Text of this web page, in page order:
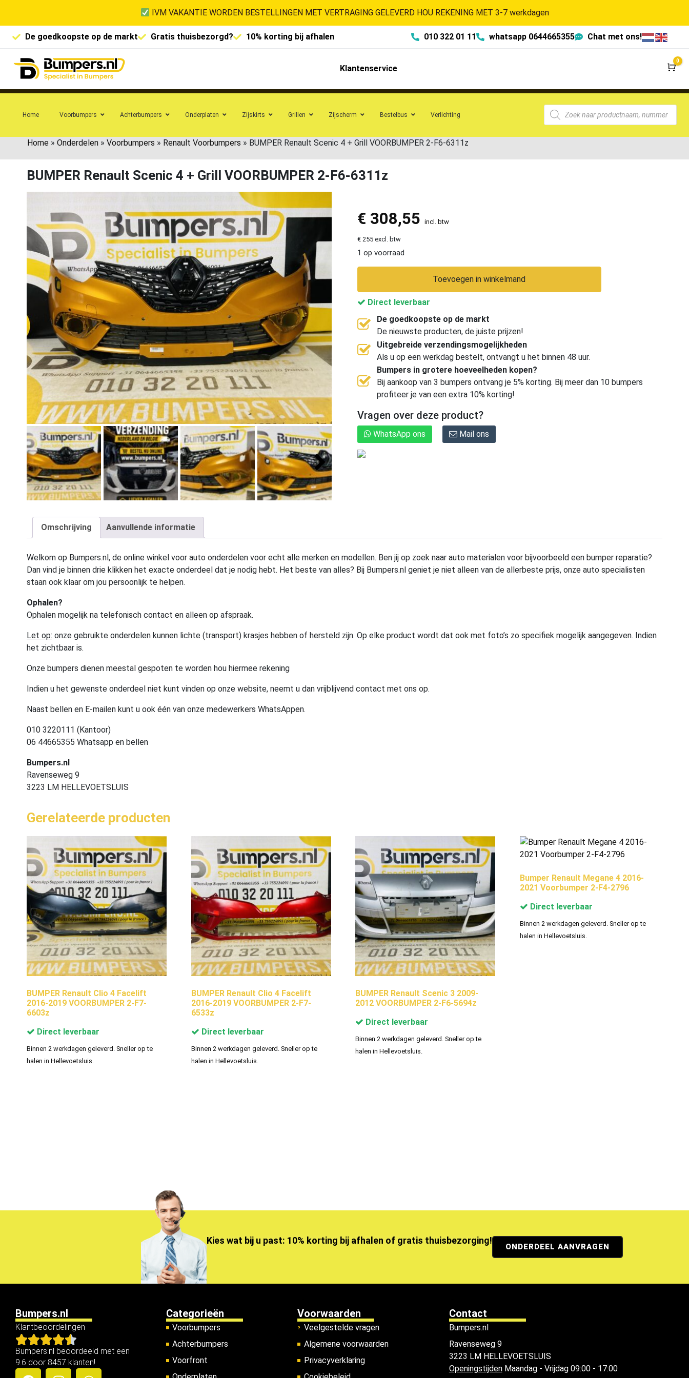
IVM VAKANTIE WORDEN BESTELLINGEN MET VERTRAGING GELEVERD HOU REKENING MET 3-7 werkdagen
De goedkoopste op de markt Gratis thuisbezorgd? 10% korting bij afhalen 010 322 01 11 whatsapp 0644665355 Chat met ons!
Klantenservice
0
Home Voorbumpers Achterbumpers Onderplaten Zijskirts Grillen Zijscherm Bestelbus Verlichting
Home » Onderdelen » Voorbumpers » Renault Voorbumpers » BUMPER Renault Scenic 4 + Grill VOORBUMPER 2-F6-6311z
BUMPER Renault Scenic 4 + Grill VOORBUMPER 2-F6-6311z
€ 308,55 incl. btw
€ 255 excl. btw
1 op voorraad
Toevoegen in winkelmand
Direct leverbaar
De goedkoopste op de markt
De nieuwste producten, de juiste prijzen!
Uitgebreide verzendingsmogelijkheden
Als u op een werkdag bestelt, ontvangt u het binnen 48 uur.
Bumpers in grotere hoeveelheden kopen?
Bij aankoop van 3 bumpers ontvang je 5% korting. Bij meer dan 10 bumpers
profiteer je van een extra 10% korting!
Vragen over deze product?
WhatsApp ons Mail ons
Omschrijving Aanvullende informatie
Welkom op Bumpers.nl, de online winkel voor auto onderdelen voor echt alle merken en modellen. Ben jij op zoek naar auto materialen voor bijvoorbeeld een bumper reparatie?
Dan vind je binnen drie klikken het exacte onderdeel dat je nodig hebt. Het beste van alles? Bij Bumpers.nl geniet je niet alleen van de allerbeste prijs, onze auto specialisten
staan ook klaar om jou persoonlijk te helpen.
Ophalen?
Ophalen mogelijk na telefonisch contact en alleen op afspraak.
Let op: onze gebruikte onderdelen kunnen lichte (transport) krasjes hebben of hersteld zijn. Op elke product wordt dat ook met foto’s zo specifiek mogelijk aangegeven. Indien
het zichtbaar is.
Onze bumpers dienen meestal gespoten te worden hou hiermee rekening
Indien u het gewenste onderdeel niet kunt vinden op onze website, neemt u dan vrijblijvend contact met ons op.
Naast bellen en E-mailen kunt u ook één van onze medewerkers WhatsAppen.
010 3220111 (Kantoor)
06 44665355 Whatsapp en bellen
Bumpers.nl
Ravenseweg 9
3223 LM HELLEVOETSLUIS
Gerelateerde producten
BUMPER Renault Clio 4 Facelift
2016-2019 VOORBUMPER 2-F7-
6603z
Direct leverbaar
Binnen 2 werkdagen geleverd. Sneller op te
halen in Hellevoetsluis.
BUMPER Renault Clio 4 Facelift
2016-2019 VOORBUMPER 2-F7-
6533z
Direct leverbaar
Binnen 2 werkdagen geleverd. Sneller op te
halen in Hellevoetsluis.
BUMPER Renault Scenic 3 2009-
2012 VOORBUMPER 2-F6-5694z
Direct leverbaar
Binnen 2 werkdagen geleverd. Sneller op te
halen in Hellevoetsluis.
Bumper Renault Megane 4 2016-
2021 Voorbumper 2-F4-2796
Direct leverbaar
Binnen 2 werkdagen geleverd. Sneller op te
halen in Hellevoetsluis.
Kies wat bij u past: 10% korting bij afhalen of gratis thuisbezorging!
ONDERDEEL AANVRAGEN
Bumpers.nl
Klantbeoordelingen
Bumpers.nl beoordeeld met een
9.6 door 8457 klanten!
Categorieën
Voorbumpers
Achterbumpers
Voorfront
Voorwaarden
Veelgestelde vragen
Algemene voorwaarden
Privacyverklaring
Contact
Bumpers.nl
Ravenseweg 9
3223 LM HELLEVOETSLUIS
OpeningstijdenMaandag - Vrijdag 09:00 - 17:00